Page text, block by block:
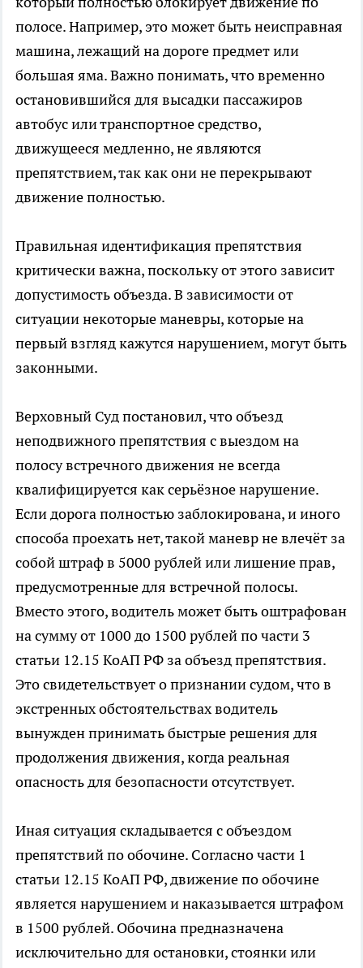
полосе. Например, это может быть неисправная
машина, лежащий на дороге предмет или
большая яма. Важно понимать, что временно
остановившийся для высадки пассажиров
автобус или транспортное средство,
движущееся медленно, не являются
препятствием, так как они не перекрывают
движение полностью.
Правильная идентификация препятствия
критически важна, поскольку от этого зависит
допустимость объезда. В зависимости от
ситуации некоторые маневры, которые на
первый взгляд кажутся нарушением, могут быть
законными.
Верховный Суд постановил, что объезд
неподвижного препятствия с выездом на
полосу встречного движения не всегда
квалифицируется как серьёзное нарушение.
Если дорога полностью заблокирована, и иного
способа проехать нет, такой маневр не влечёт за
собой штраф в 5000 рублей или лишение прав,
предусмотренные для встречной полосы.
Вместо этого, водитель может быть оштрафован
на сумму от 1000 до 1500 рублей по части 3
статьи 12.15 КоАП РФ за объезд препятствия.
Это свидетельствует о признании судом, что в
экстренных обстоятельствах водитель
вынужден принимать быстрые решения для
продолжения движения, когда реальная
опасность для безопасности отсутствует.
Иная ситуация складывается с объездом
препятствий по обочине. Согласно части 1
статьи 12.15 КоАП РФ, движение по обочине
является нарушением и наказывается штрафом
в 1500 рублей. Обочина предназначена
исключительно для остановки, стоянки или